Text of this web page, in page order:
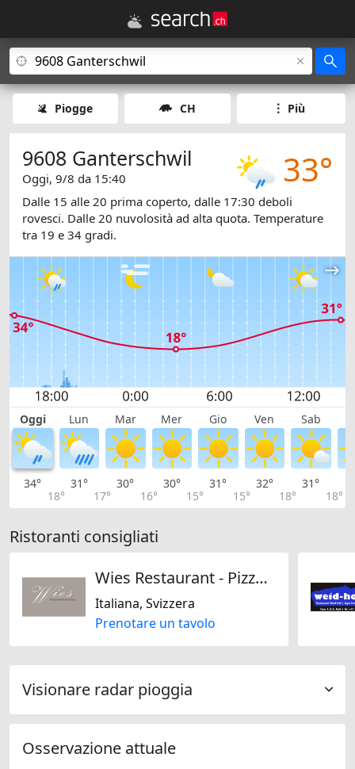
Piogge CH Più
33°
9608 Ganterschwil
Oggi, 9/8 da 15:40
Dalle 15 alle 20 prima coperto, dalle 17:30 deboli
rovesci. Dalle 20 nuvolosità ad alta quota. Temperature
tra 19 e 34 gradi.
Oggi Lun Mar Mer Gio Ven Sab
34°
18°
31°
17°
30°
16°
30°
15°
31°
15°
32°
18°
31°
18°
Ristoranti consigliati
Wies Restaurant - Pizzeria
Italiana, Svizzera
Prenotare un tavolo
Visionare radar pioggia
Osservazione attuale